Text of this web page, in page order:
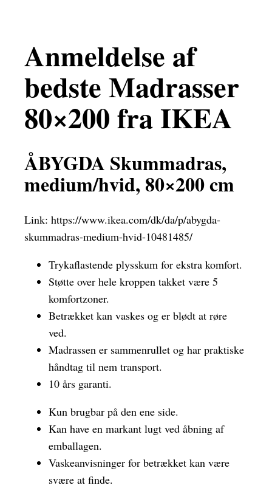
Anmeldelse af
bedste Madrasser
80×200 fra IKEA
ÅBYGDA Skummadras,
medium/hvid, 80×200 cm
Link: https://www.ikea.com/dk/da/p/abygda-
skummadras-medium-hvid-10481485/
Trykaflastende plysskum for ekstra komfort.
Støtte over hele kroppen takket være 5
komfortzoner.
Betrækket kan vaskes og er blødt at røre
ved.
Madrassen er sammenrullet og har praktiske
håndtag til nem transport.
10 års garanti.
Kun brugbar på den ene side.
Kan have en markant lugt ved åbning af
emballagen.
Vaskeanvisninger for betrækket kan være
svære at finde.